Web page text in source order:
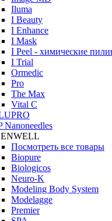
Iluma
I Beauty
I Enhance
I Mask
I Peel - химические
I Trial
Ormedic
Pro
The Max
Vital C
Nanoneedles
Посмотреть все товары
Biopure
Biologicos
Neuro‑K
Modeling Body System
Modelagge
Premier